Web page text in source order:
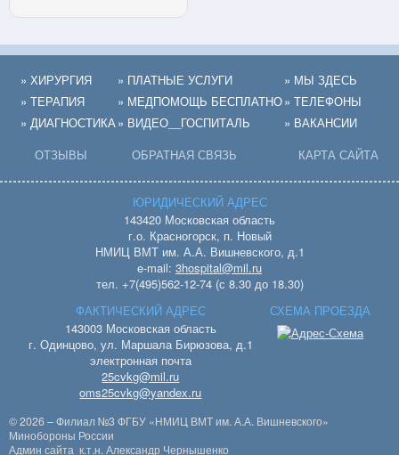
» ХИРУРГИЯ
» ТЕРАПИЯ
» ДИАГНОСТИКА
ОТЗЫВЫ
» ПЛАТНЫЕ УСЛУГИ
» МЕДПОМОЩЬ БЕСПЛАТНО
» ВИДЕО__ГОСПИТАЛЬ
ОБРАТНАЯ СВЯЗЬ
» МЫ ЗДЕСЬ
» ТЕЛЕФОНЫ
» ВАКАНСИИ
КАРТА САЙТА
ЮРИДИЧЕСКИЙ АДРЕС
143420 Московская область
г.о. Красногорск, п. Новый
НМИЦ ВМТ им. А.А. Вишневского, д.1
e-mail: 3hospital@mil.ru
тел. +7(495)562-12-74 (с 8.30 до 18.30)
ФАКТИЧЕСКИЙ АДРЕС
143003 Московская область
г. Одинцово, ул. Маршала Бирюзова, д.1
электронная почта
25cvkg@mil.ru
oms25cvkg@yandex.ru
СХЕМА ПРОЕЗДА
© 2026 – Филиал №3 ФГБУ «НМИЦ ВМТ им. А.А. Вишневского»
Минобороны России
Админ сайта к.т.н.Александр Чернышенко